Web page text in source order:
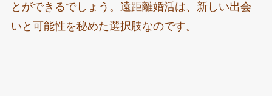
とができるでしょう。遠距離婚活は、新しい出会
いと可能性を秘めた選択肢なのです。